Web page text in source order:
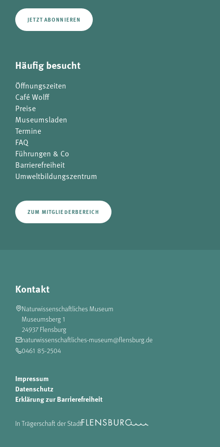
JETZT ABONNIEREN
Häufig besucht
Öffnungszeiten
Café Wolff
Preise
Museumsladen
Termine
FAQ
Führungen & Co
Barrierefreiheit
Umweltbildungszentrum
ZUM MITGLIEDERBEREICH
Kontakt
Naturwissenschaftliches Museum
Museumsberg 1
24937 Flensburg
naturwissenschaftliches-museum@flensburg.de
0461 85-2504
In Trägerschaft der Stadt
Impressum
Datenschutz
Erklärung zur Barrierefreiheit